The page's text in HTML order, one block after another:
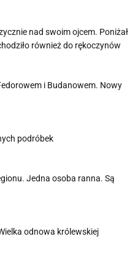
nad swoim ojcem. Poniżał
również do rękoczynów
i Budanowem. Nowy
podróbek
Jedna osoba ranna. Są
odnowa królewskiej